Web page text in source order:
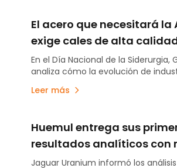
El acero que necesitará la
exige cales de alta
En el Día Nacional de la Siderurgia,
analiza cómo la evolución de
estratégicas está impulsando la
aceros cada vez más exigentes y el
Leer más
Huemul entrega sus
resultados analíticos con
superficiales de uranio,
Jaguar Uranium informó los